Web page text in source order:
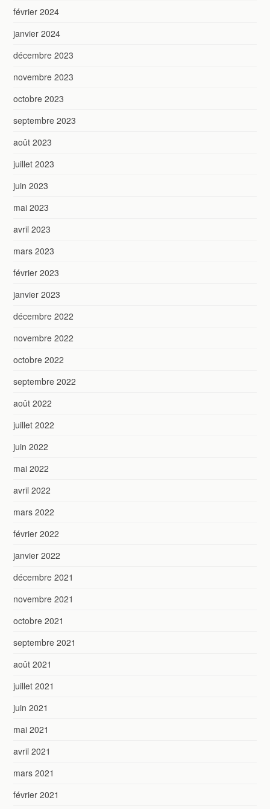
février 2024
janvier 2024
décembre 2023
novembre 2023
octobre 2023
septembre 2023
août 2023
juillet 2023
juin 2023
mai 2023
avril 2023
mars 2023
février 2023
janvier 2023
décembre 2022
novembre 2022
octobre 2022
septembre 2022
août 2022
juillet 2022
juin 2022
mai 2022
avril 2022
mars 2022
février 2022
janvier 2022
décembre 2021
novembre 2021
octobre 2021
septembre 2021
août 2021
juillet 2021
juin 2021
mai 2021
avril 2021
mars 2021
février 2021